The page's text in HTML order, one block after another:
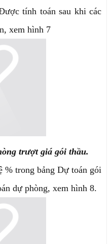
tính toán sau khi các
xem hình 7
trượt giá gói thầu.
% trong bảng Dự toán gói
dự phòng, xem hình 8.